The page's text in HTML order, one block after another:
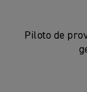
Piloto de